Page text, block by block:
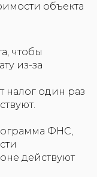
объекта
чтобы
из-за
налог один раз
ФНС,
действуют